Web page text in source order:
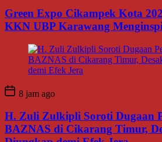
Green Expo Cikampek Kota
KKN UBP Karawang
8 jam ago
H. Zuli Zulkipli Soroti Dugaan
BAZNAS di Cikarang Timur,